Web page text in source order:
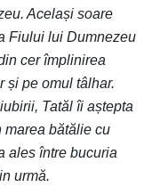
Același soare
Fiului lui Dumnezeu
cer împlinirea
și pe omul tâlhar.
Tatăl îi aștepta
marea bătălie cu
ales între bucuria
urmă.